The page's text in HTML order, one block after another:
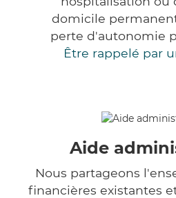
domicile
perte d'autonomie
Être rappelé par
Aide
Nous partageons
financières existantes